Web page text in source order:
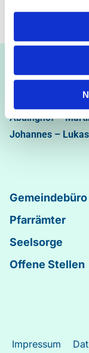
Ev.-luth.
Bastfelder Weg
05251/5002-32
Abdinghof–
Johannes – Lukas
Gemeindebüro
Pfarrämter
Seelsorge
Offene Stellen
Impressum